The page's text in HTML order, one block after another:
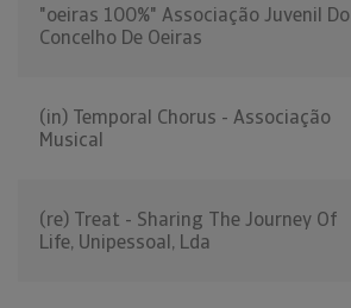
"oeiras 100%" Associação Juvenil Do
Concelho De Oeiras
(in) Temporal Chorus - Associação
Musical
(re) Treat - Sharing The Journey Of
Life, Unipessoal, Lda